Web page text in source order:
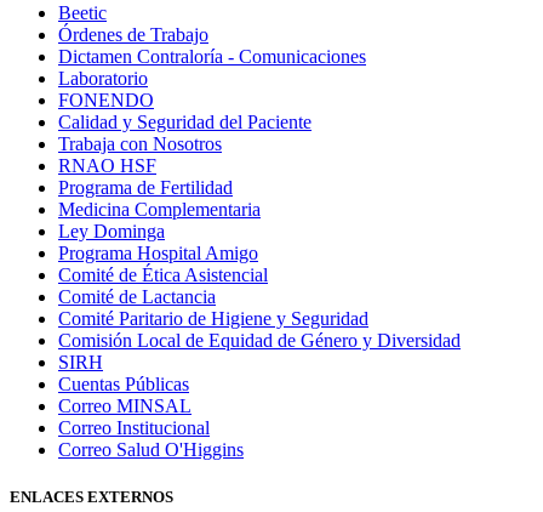
Beetic
Órdenes de Trabajo
Dictamen Contraloría - Comunicaciones
Laboratorio
FONENDO
Calidad y Seguridad del Paciente
Trabaja con Nosotros
RNAO HSF
Programa de Fertilidad
Medicina Complementaria
Ley Dominga
Programa Hospital Amigo
Comité de Ética Asistencial
Comité de Lactancia
Comité Paritario de Higiene y Seguridad
Comisión Local de Equidad de Género y Diversidad
SIRH
Cuentas Públicas
Correo MINSAL
Correo Institucional
Correo Salud O'Higgins
ENLACES EXTERNOS